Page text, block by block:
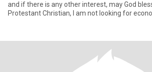
and if there is any other interest, may God
Protestant Christian, I am not looking for